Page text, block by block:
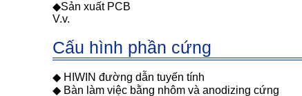
◆Sản xuất PCB
V.v.
Cấu hình phần cứng
◆ HIWIN đường dẫn tuyến tính
◆ Bàn làm việc bằng nhôm và anodizing cứng